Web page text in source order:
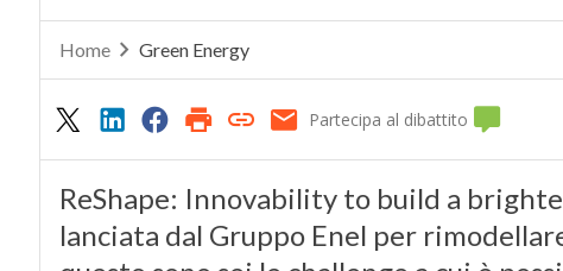
Home Green Energy
Partecipa al dibattito
ReShape: Innovability to build a
lanciata dal Gruppo Enel per